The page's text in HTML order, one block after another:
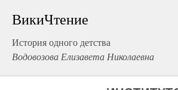
ВикиЧтение
История одного детства
Водовозова Елизавета Николаевна